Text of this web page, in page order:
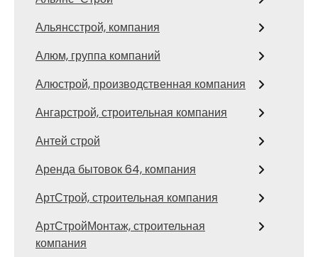
Альянсстрой, компания
Алюм, группа компаний
Алюстрой, производственная компания
Ангарстрой, строительная компания
Антей строй
Аренда бытовок 64, компания
АртСтрой, строительная компания
АртСтройМонтаж, строительная
компания